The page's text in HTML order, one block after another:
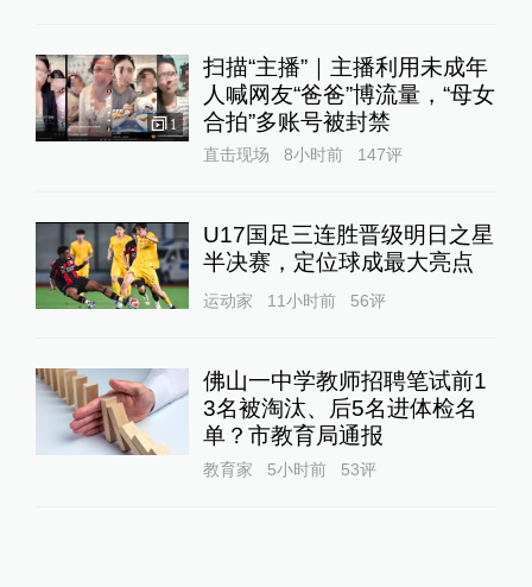
1
扫描“主播”｜主播利用未成年
人喊网友“爸爸”博流量，“母女
合拍”多账号被封禁
直击现场 8小时前 147评
U17国足三连胜晋级明日之星
半决赛，定位球成最大亮点
运动家 11小时前 56评
佛山一中学教师招聘笔试前1
3名被淘汰、后5名进体检名
单？市教育局通报
教育家 5小时前 53评